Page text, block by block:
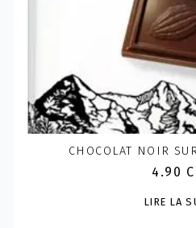
CHOCOLAT NOIR
4.90
LIRE LA